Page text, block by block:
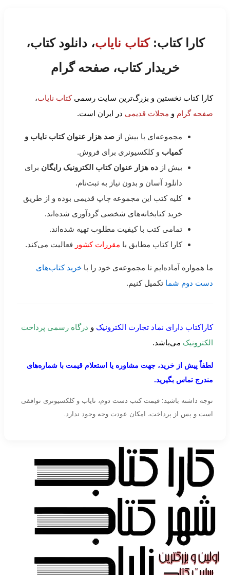
کارا کتاب:کتاب نایاب، دانلود کتاب،
خریدار کتاب، صفحه گرام
کارا کتاب نخستین و بزرگ‌ترین سایت رسمیکتاب نایاب،
صفحه گرام و مجلات قدیمی در ایران است.
مجموعه‌ای با بیش از صد هزار عنوان کتاب نایاب و
کمیاب و کلکسیونری برای فروش.
بیش از ده هزار عنوان کتاب الکترونیک رایگان برای
دانلود آسان و بدون نیاز به ثبت‌نام.
کلیه کتب این مجموعه چاپ قدیمی بوده و از طریق
خرید کتابخانه‌های شخصی گردآوری شده‌اند.
تمامی کتب با کیفیت مطلوب تهیه شده‌اند.
کارا کتاب مطابق با مقررات کشور فعالیت می‌کند.
ما همواره آماده‌ایم تا مجموعه‌ی خود را با خرید کتاب‌های
دست دوم شما تکمیل کنیم.
کاراکتاب دارای نماد تجارت الکترونیک و درگاه رسمی پرداخت
الکترونیک می‌باشد.
لطفاً پیش از خرید، جهت مشاوره یا استعلام قیمت با شماره‌های
مندرج تماس بگیرید.
توجه داشته باشید: قیمت کتب دست دوم، نایاب و کلکسیونری توافقی
است و پس از پرداخت، امکان عودت وجه وجود ندارد.